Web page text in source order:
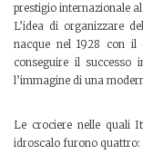
prestigio internazionale
L’idea di organizzare
nacque nel 1928 con
conseguire il successo
l’immagine di una
Le crociere nelle quali
idroscalo furono quattro: